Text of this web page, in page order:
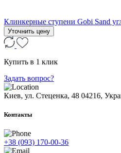
Клинкерные ступени Gobi Sand
Уточнить цену
Купить в 1 клик
Задать вопрос?
Киев, ул. Стеценка, 48 04216,
Контакты
+38 (093) 170-00-36